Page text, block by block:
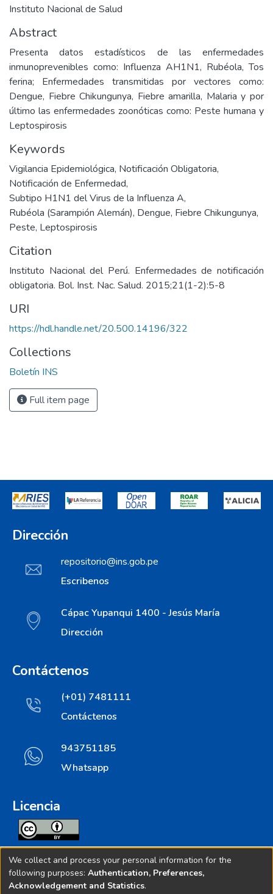
Instituto Nacional de Salud
Abstract
Presenta datos estadísticos de las enfermedades
inmunoprevenibles como: Influenza AH1N1, Rubéola, Tos
ferina; Enfermedades transmitidas por vectores como:
Dengue, Fiebre Chikungunya, Fiebre amarilla, Malaria y por
último las enfermedades zoonóticas como: Peste humana y
Leptospirosis
Keywords
Vigilancia Epidemiológica, Notificación Obligatoria,
Notificación de Enfermedad,
Subtipo H1N1 del Virus de la Influenza A,
Rubéola (Sarampión Alemán), Dengue, Fiebre Chikungunya,
Peste, Leptospirosis
Citation
Instituto Nacional del Perú. Enfermedades de notificación
obligatoria. Bol. Inst. Nac. Salud. 2015;21(1-2):5-8
URI
https://hdl.handle.net/20.500.14196/322
Collections
Boletín INS
Full item page
Dirección
repositorio@ins.gob.pe
Escribenos
Cápac Yupanqui 1400 - Jesús María
Dirección
Contáctenos
(+01) 7481111
Contáctenos
943751185
Whatsapp
Licencia
Todos los contenidos de repositorio.ins.gob.pe estan
licenciados bajo
Creative Commoms License
We collect and process your personal information for the
following purposes: Authentication, Preferences,
Acknowledgement and Statistics.